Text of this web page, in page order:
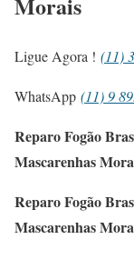
Ligue Agora ! (11)
WhatsApp (11) 9
Reparo Fogão
Mascarenhas
Reparo Fogão
Mascarenhas